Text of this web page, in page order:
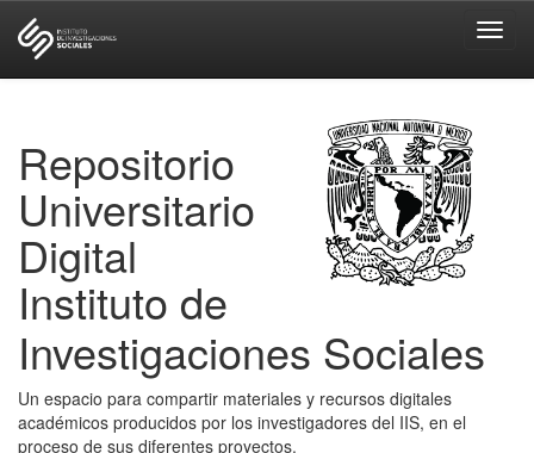
Repositorio
Universitario
Digital
Instituto de
Investigaciones Sociales
Un espacio para compartir materiales y recursos digitales
académicos producidos por los investigadores del IIS, en el
proceso de sus diferentes proyectos.